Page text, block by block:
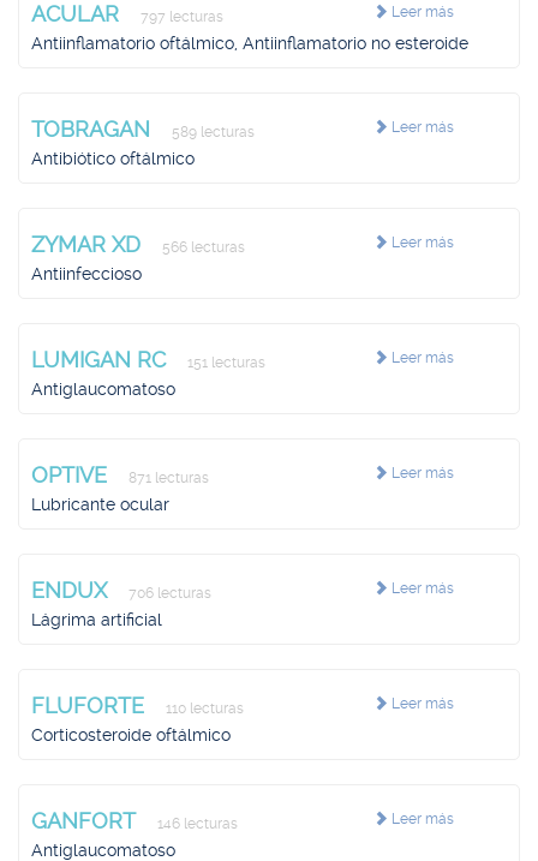
Leer más
ACULAR 797 lecturas
Antiinflamatorio oftálmico, Antiinflamatorio no esteroide
Leer más
TOBRAGAN 589 lecturas
Antibiótico oftálmico
Leer más
ZYMAR XD 566 lecturas
Antiinfeccioso
Leer más
LUMIGAN RC 151 lecturas
Antiglaucomatoso
Leer más
OPTIVE 871 lecturas
Lubricante ocular
Leer más
ENDUX 706 lecturas
Lágrima artificial
Leer más
FLUFORTE 110 lecturas
Corticosteroide oftálmico
Leer más
GANFORT 146 lecturas
Antiglaucomatoso